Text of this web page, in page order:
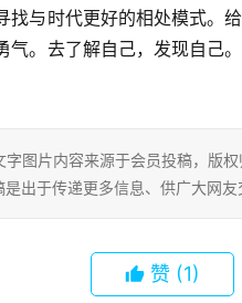
找与时代更好的相处模式。
气。去了解自己，发现自己
图片内容来源于会员投稿，版
出于传递更多信息、供广大网友
赞 (1)